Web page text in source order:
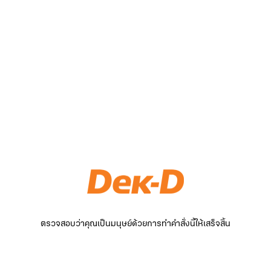
ตรวจสอบว่าคุณเป็นมนุษย์ด้วยการทำคำสั่งนี้ให้เสร็จสิ้น